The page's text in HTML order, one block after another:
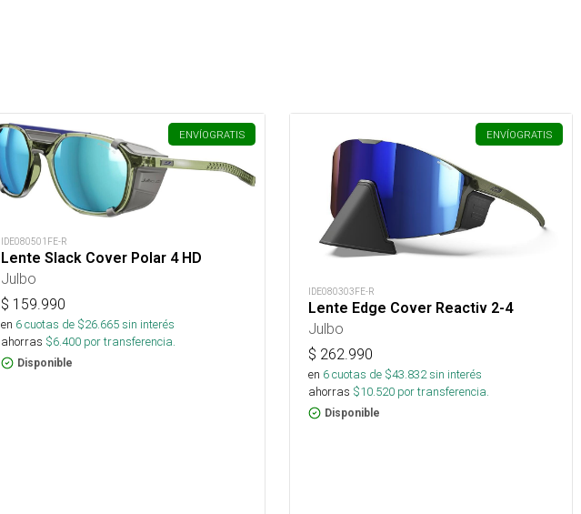
ENVÍOGRATIS
IDE080501FE-R
Lente Slack Cover Polar 4 HD
Julbo
$ 159.990
en 6cuotas de $26.665sin interés
ahorras $6.400 por transferencia.
Disponible
ENVÍOGRATIS
IDE080303FE-R
Lente Edge Cover Reactiv 2-4
Julbo
$ 262.990
en 6cuotas de $43.832sin interés
ahorras $10.520 por transferencia.
Disponible